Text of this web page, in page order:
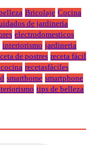
Bricolaje Cocina
de jardineria
electrodomesticos
interiorismo jardineria
de postres receta fácil
cocina recetasfáciles
smarthome smartphone
tips de belleza